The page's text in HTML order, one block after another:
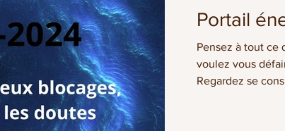
Portail
Pensez à tout ce
voulez vous
Regardez se